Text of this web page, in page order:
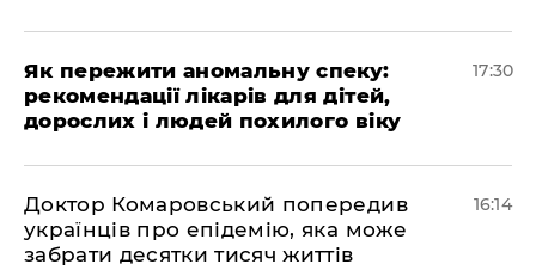
Як пережити аномальну спеку:
рекомендації лікарів для дітей,
дорослих і людей похилого віку
17:30
Доктор Комаровський попередив
українців про епідемію, яка може
забрати десятки тисяч життів
16:14